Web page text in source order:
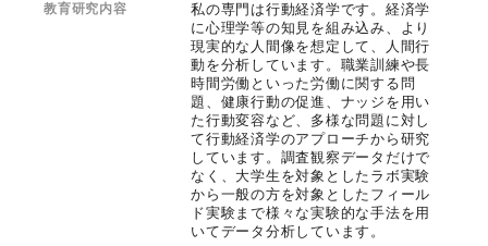
教育研究内容
私の専門は行動経済学です。経済学
に心理学等の知見を組み込み、より
現実的な人間像を想定して、人間行
動を分析しています。職業訓練や長
時間労働といった労働に関する問
題、健康行動の促進、ナッジを用い
た行動変容など、多様な問題に対し
て行動経済学のアプローチから研究
しています。調査観察データだけで
なく、大学生を対象としたラボ実験
から一般の方を対象としたフィール
ド実験まで様々な実験的な手法を用
いてデータ分析しています。